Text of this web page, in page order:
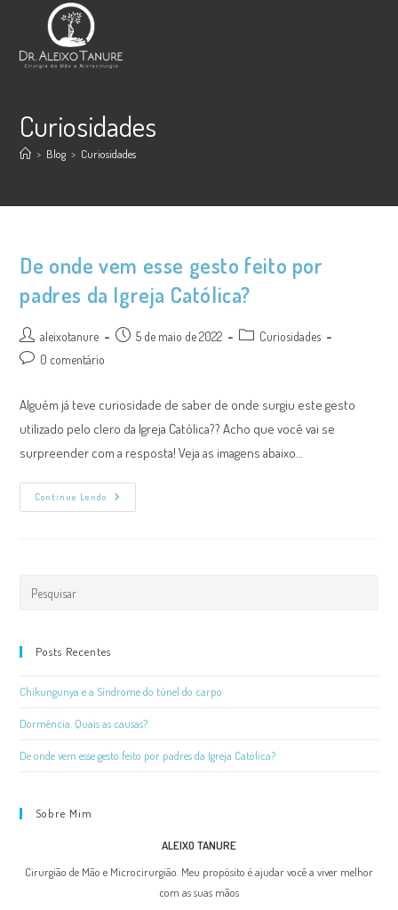
Curiosidades
> Blog > Curiosidades
De onde vem esse gesto feito por
padres da Igreja Católica?
Autor
do
aleixotanure
Post 5 de maio de 2022
CategoriaCuriosidades
Comentários
0 comentário
Alguém já teve curiosidade de saber de onde surgiu este gesto
utilizado pelo clero da Igreja Católica?? Acho que você vai se
surpreender com a resposta! Veja as imagens abaixo…
Continue Lendo
De
Onde
Posts Recentes
Chikungunya e a Síndrome do túnel do carpo
Dormência. Quais as causas?
De onde vem esse gesto feito por padres da Igreja Católica?
Sobre Mim
ALEIXO TANURE
Cirurgião de Mão e Microcirurgião. Meu propósito é ajudar você a viver melhor
com as suas mãos